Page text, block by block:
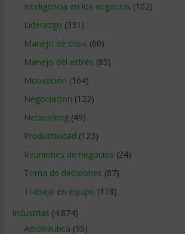
Inteligencia en los negocios (102)
Liderazgo (331)
Manejo de crisis (60)
Manejo del estrés (85)
Motivacion (164)
Negociacion (122)
Networking(49)
Productividad (123)
Reuniones de negocios (24)
Toma de decisiones (87)
Trabajo en equipo (118)
Industrias (4.874)
Aeronautica (95)